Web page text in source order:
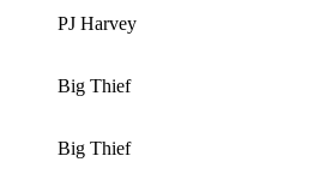
PJ Harvey
Big Thief
Big Thief